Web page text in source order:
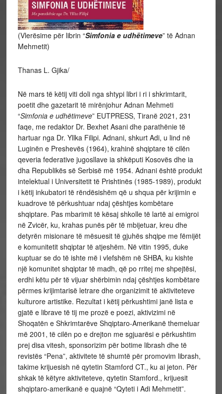
(Vlerësime për librin “Simfonia e udhëtimeve” të Adnan
Mehmetit)
Thanas L. Gjika/
Në mars të këtij viti doli nga shtypi libri i ri i shkrimtarit,
poetit dhe gazetarit të mirënjohur Adnan Mehmeti
“Simfonia e udhëtimeve” EUTPRESS, Tiranë 2021, 231
faqe, me redaktor Dr. Bexhet Asani dhe parathënie të
hartuar nga Dr. Yllka Filipi. Adnani, shkurt Adi, u lind në
Luginën e Preshevës (1964), krahinë shqiptare të cilën
qeveria federative jugosllave ia shkëputi Kosovës dhe ia
dha Republikës së Serbisë më 1954. Adnani është produkt
intelektual i Universitetit të Prishtinës (1985-1989), produkt
i këtij inkubatori të rëndësishëm që u shqua për krijimin e
kuadrove të përkushtuar ndaj çështjes kombëtare
shqiptare. Pas mbarimit të kësaj shkolle të lartë ai emigroi
në Zvicër, ku, krahas punës për të mbijetuar, kreu dhe
detyrën misionare të mësuesit të gjuhës shqipe me fëmijët
e komunitetit shqiptar të atjeshëm. Në vitin 1995, duke
kuptuar se do të ishte më i vlefshëm në SHBA, ku kishte
një komunitet shqiptar të madh, që po rritej me shpejtësi,
erdhi këtu për të vijuar shërbimin ndaj çështjes kombëtare
përmes krijimtarisë letrare dhe organizimit të aktiviteteve
kulturore artistike. Rezultat i këtij përkushtimi janë lista e
gjatë e librave të tij me prozë e poezi, aktivizimi në
Shoqatën e Shkrimtarëve Shqiptaro-Amerikanë themeluar
më 2001, të cilën po e drejton me sgjuarësi e përkushtim
prej disa vitesh, sponsorizim për botime librash dhe të
revistës “Pena”, aktivitete të shumtë për promovim librash,
takime krijuesish në qytetin Stamford CT., ku ai jeton. Për
shkak të këtyre aktiviteteve, qytetin Stamford., krijuesit
shqiptaro-amerikanë e quajnë “Qyteti i Adi Mehmetit”.